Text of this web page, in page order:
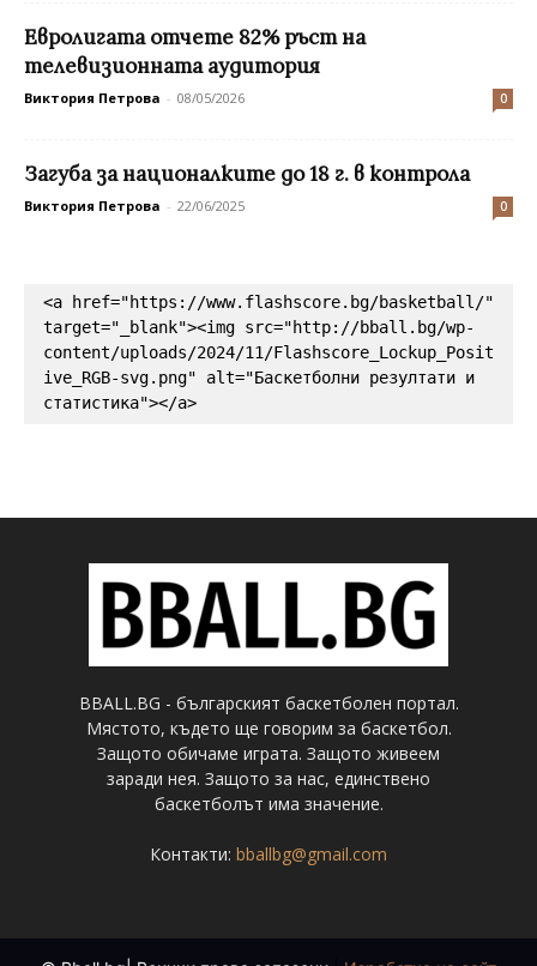
Евролигата отчете 82% ръст на
телевизионната аудитория
Виктория Петрова - 08/05/2026 0
Загуба за националките до 18 г. в контрола
Виктория Петрова - 22/06/2025 0
<a href="https://www.flashscore.bg/basketball/"
target="_blank"><img src="http://bball.bg/wp-
content/uploads/2024/11/Flashscore_Lockup_Posit
ive_RGB-svg.png" alt="Баскетболни резултати и
статистика"></a>
BBALL.BG - българският баскетболен портал.
Мястото, където ще говорим за баскетбол.
Защото обичаме играта. Защото живеем
заради нея. Защото за нас, единствено
баскетболът има значение.
Контакти: bballbg@gmail.com